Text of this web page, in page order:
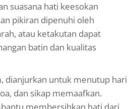
suasana hati keesokan
pikiran dipenuhi oleh
atau ketakutan dapat
batin dan kualitas
dianjurkan untuk menutup hari
dan sikap memaafkan.